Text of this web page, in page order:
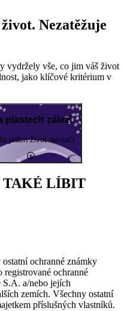
Nezatěžuje
vydržely vše, co jim váš život
jako klíčové kritérium v
plastech záleží
jeden život nestačí.
TAKÉ LÍBIT
ochranné známky
ochranné
S.A. a/nebo jejích
zemích. Všechny ostatní
příslušných vlastníků.